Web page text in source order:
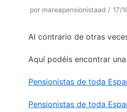
por mareapensionistaad 17/
Al contrario de otras
Aquí podéis encontrar
Pensionistas de toda
Pensionistas de toda